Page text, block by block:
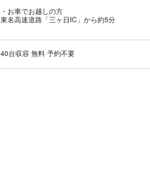
お車でお越しの方
東名高速道路「三ヶ日IC」から約5分
40台収容 無料 予約不要